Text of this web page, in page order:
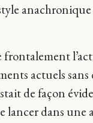
actuels
de façon
lancer dans